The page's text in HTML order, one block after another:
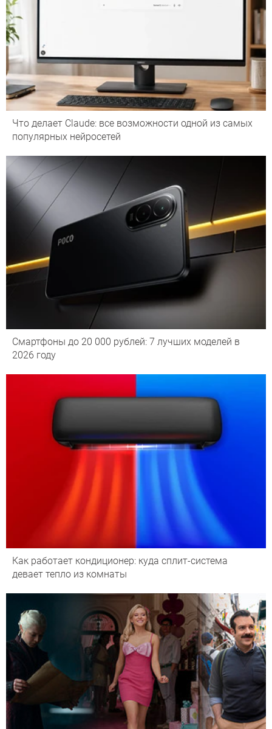
Что делает Сlaude: все возможности одной из самых
популярных нейросетей
Смартфоны до 20 000 рублей: 7 лучших моделей в
2026 году
Как работает кондиционер: куда сплит-система
девает тепло из комнаты